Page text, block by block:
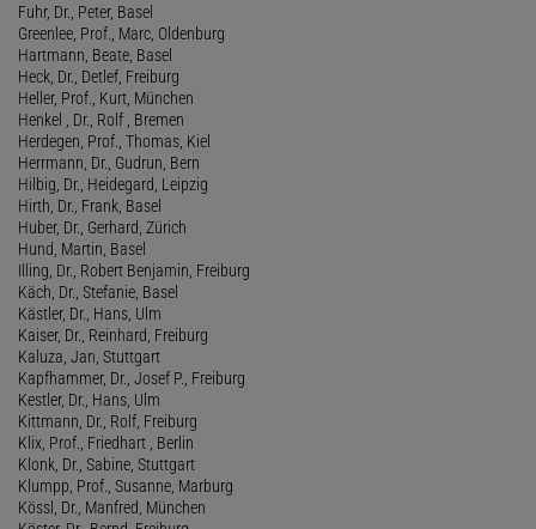
Fuhr, Dr., Peter, Basel
Greenlee, Prof., Marc, Oldenburg
Hartmann, Beate, Basel
Heck, Dr., Detlef, Freiburg
Heller, Prof., Kurt, München
Henkel , Dr., Rolf , Bremen
Herdegen, Prof., Thomas, Kiel
Herrmann, Dr., Gudrun, Bern
Hilbig, Dr., Heidegard, Leipzig
Hirth, Dr., Frank, Basel
Huber, Dr., Gerhard, Zürich
Hund, Martin, Basel
Illing, Dr., Robert Benjamin, Freiburg
Käch, Dr., Stefanie, Basel
Kästler, Dr., Hans, Ulm
Kaiser, Dr., Reinhard, Freiburg
Kaluza, Jan, Stuttgart
Kapfhammer, Dr., Josef P., Freiburg
Kestler, Dr., Hans, Ulm
Kittmann, Dr., Rolf, Freiburg
Klix, Prof., Friedhart , Berlin
Klonk, Dr., Sabine, Stuttgart
Klumpp, Prof., Susanne, Marburg
Kössl, Dr., Manfred, München